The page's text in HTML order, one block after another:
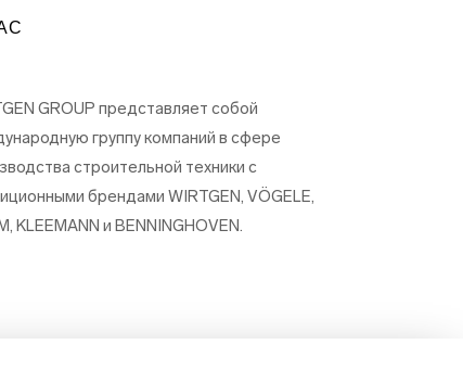
GROUP представляет собой
группу компаний в сфере
строительной техники с
брендами WIRTGEN, VÖGELE,
KLEEMANN и BENNINGHOVEN.